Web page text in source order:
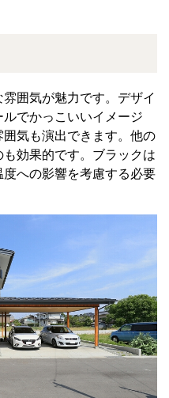
囲気が魅力です。デザイ
でかっこいいイメージ
気も演出できます。他の
効果的です。ブラックは
への影響を考慮する必要